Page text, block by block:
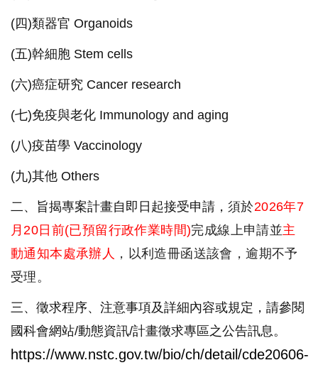
(四)類器官 Organoids
(五)幹細胞 Stem cells
(六)癌症研究 Cancer research
(七)免疫與老化 Immunology and aging
(八)疫苗學 Vaccinology
(九)其他 Others
二、旨揭專案計畫自即日起接受申請， 須於2026年7
月20 日前(已預留行政作業時間)完成線上申請並主
動通知本處承辦人 ，以利造冊函送該會，逾期不予
受理。
三、徵求程序、注意事項及詳細內容或規定，請參閱
國科會網站/動態資訊/計畫徵求專區之公告訊息。
https://www.nstc.gov.tw/bio/ch/detail/cde20606-